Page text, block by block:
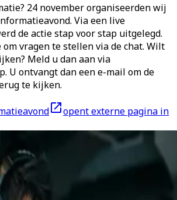
24 november organiseerden wij
Via een live
de actie stap voor stap uitgelegd.
vragen te stellen via de chat. Wilt
Meld u dan aan via
U ontvangt dan een e-mail om de
te kijken.
opent externe pagina in